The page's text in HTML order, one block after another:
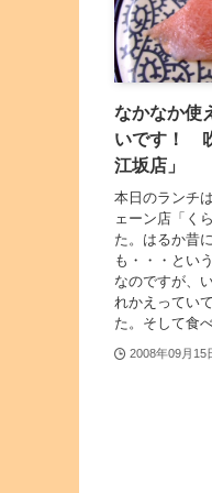
なかなか使
いです！
江坂店」
本日のランチ
ェーン店「く
た。はるか昔
も・・・とい
なのですが、
れかえってい
た。そして食べ
2008年09月15